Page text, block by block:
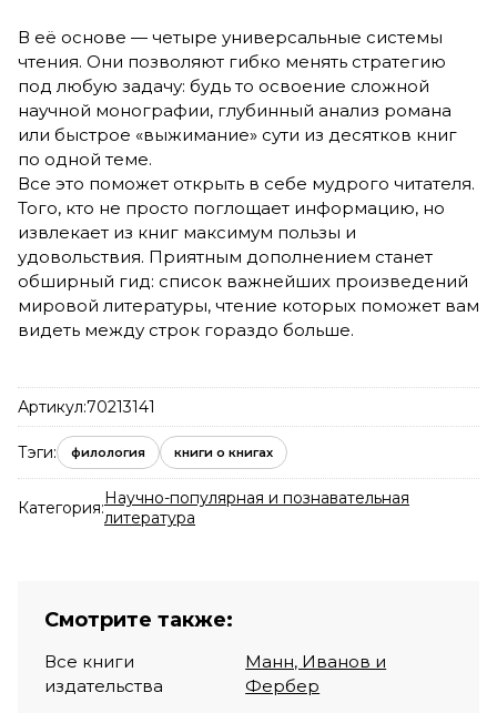
В её основе — четыре универсальные системы
чтения. Они позволяют гибко менять стратегию
под любую задачу: будь то освоение сложной
научной монографии, глубинный анализ романа
или быстрое «выжимание» сути из десятков книг
по одной теме.
Все это поможет открыть в себе мудрого читателя.
Того, кто не просто поглощает информацию, но
извлекает из книг максимум пользы и
удовольствия. Приятным дополнением станет
обширный гид: список важнейших произведений
мировой литературы, чтение которых поможет вам
видеть между строк гораздо больше.
Артикул:70213141
Тэги: филология книги о книгах
Категория:Научно-популярная и познавательная
литература
Смотрите также:
Все книги
издательства
Манн, Иванов и
Фербер